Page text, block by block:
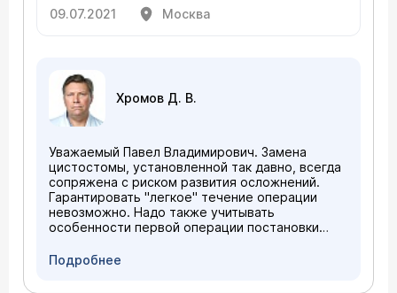
когда записаться к Вам на прием и как мне к
нему подготовиться? Спасибо! Павел
09.07.2021 Москва
Хромов Д. В.
Уважаемый Павел Владимирович. Замена
цистостомы, установленной так давно, всегда
сопряжена с риском развития осложнений.
Гарантировать "легкое" течение операции
невозможно. Надо также учитывать
особенности первой операции постановки
цистостомического дренажа в том
стационаре, где его установили.
Подробнее